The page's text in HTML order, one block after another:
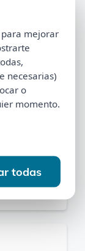
Nuestro
y te
y sin
o llámanos
para mejorar
necesarias)
o
momento.
todas
mejorar
necesarias)
o
momento.
todas